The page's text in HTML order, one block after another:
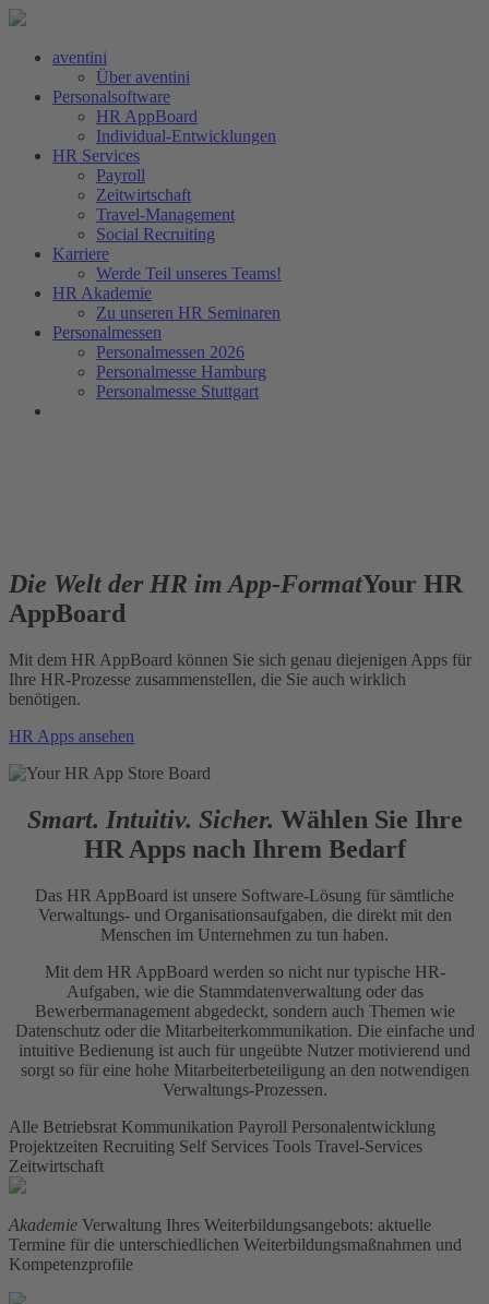
aventini
Über aventini
Personalsoftware
HR AppBoard
Individual-Entwicklungen
HR Services
Payroll
Zeitwirtschaft
Travel-Management
Social Recruiting
Karriere
Werde Teil unseres Teams!
HR Akademie
Zu unseren HR Seminaren
Personalmessen
Personalmessen 2026
Personalmesse Hamburg
Personalmesse Stuttgart
Die Welt der HR im App-FormatYour HR
AppBoard
Mit dem HR AppBoard können Sie sich genau diejenigen Apps für
Ihre HR-Prozesse zusammenstellen, die Sie auch wirklich
benötigen.
HR Apps ansehen
Smart. Intuitiv. Sicher. Wählen Sie Ihre
HR Apps nach Ihrem Bedarf
Das HR AppBoard ist unsere Software-Lösung für sämtliche
Verwaltungs- und Organisationsaufgaben, die direkt mit den
Menschen im Unternehmen zu tun haben.
Mit dem HR AppBoard werden so nicht nur typische HR-
Aufgaben, wie die Stammdatenverwaltung oder das
Bewerbermanagement abgedeckt, sondern auch Themen wie
Datenschutz oder die Mitarbeiterkommunikation. Die einfache und
intuitive Bedienung ist auch für ungeübte Nutzer motivierend und
sorgt so für eine hohe Mitarbeiterbeteiligung an den notwendigen
Verwaltungs-Prozessen.
Alle Betriebsrat Kommunikation Payroll Personalentwicklung
Projektzeiten Recruiting Self Services Tools Travel-Services
Zeitwirtschaft
Akademie Verwaltung Ihres Weiterbildungsangebots: aktuelle
Termine für die unterschiedlichen Weiterbildungsmaßnahmen und
Kompetenzprofile